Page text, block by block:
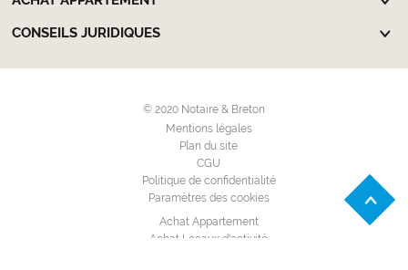
CONSEILS JURIDIQUES
© 2020 Notaire & Breton
Mentions légales
Plan du site
CGU
Politique de confidentialité
Paramètres des cookies
Achat Appartement
Achat Locaux d'activité